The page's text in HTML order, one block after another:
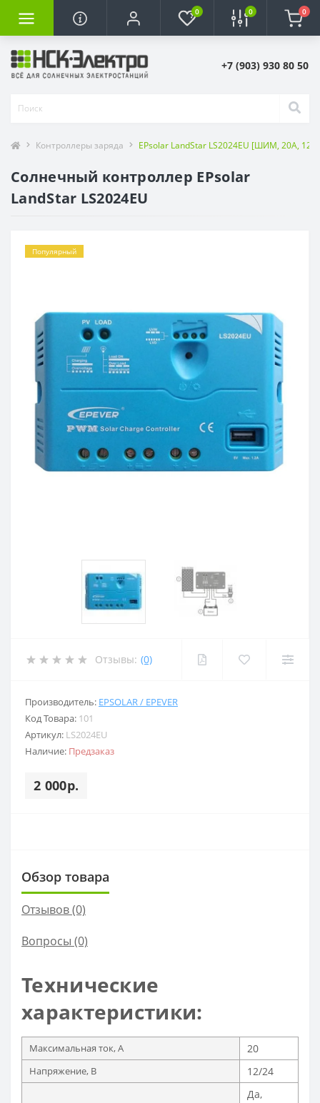
0 0 0
+7 (903) 930 80 50
Контроллеры заряда EPsolar LandStar LS2024EU [ШИМ, 20А, 12/
Солнечный контроллер EPsolar
LandStar LS2024EU
Популярный
Отзывы: (0)
Производитель: EPSOLAR / EPEVER
Код Товара: 101
Артикул: LS2024EU
Наличие: Предзаказ
2 000р.
Обзор товара
Отзывов (0)
Вопросы (0)
Технические
характеристики:
Максимальная ток, А 20
Напряжение, В 12/24
Да,